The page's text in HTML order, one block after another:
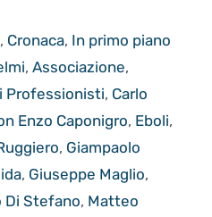
, Cronaca, In primo piano
,Associazione,
Professionisti, Carlo
Enzo Caponigro, Eboli,
, Giampaolo
, Giuseppe Maglio,
Di Stefano, Matteo